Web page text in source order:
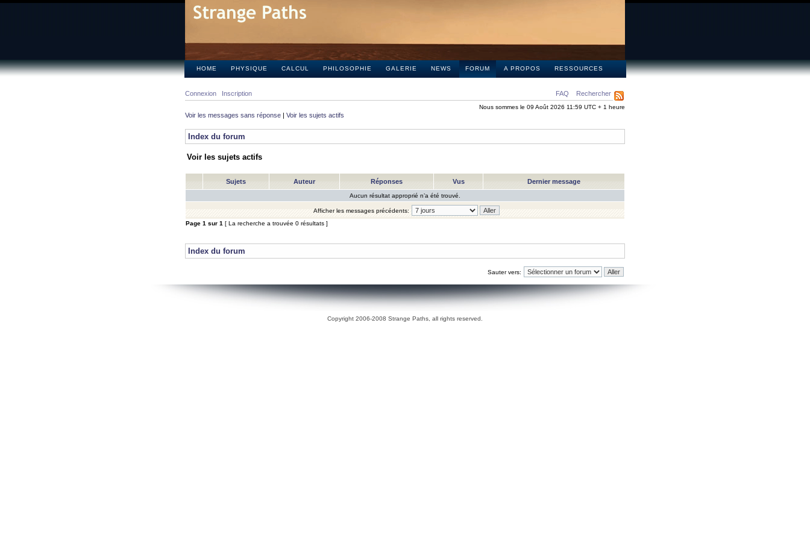
HOME PHYSIQUE CALCUL PHILOSOPHIE GALERIE NEWS FORUM A PROPOS RESSOURCES
FAQ Rechercher
Connexion Inscription
Nous sommes le 09 Août 2026 11:59 UTC + 1 heure
Voir les messages sans réponse | Voir les sujets actifs
Index du forum
Voir les sujets actifs
Sujets Auteur Réponses Vus Dernier message
Aucun résultat approprié n’a été trouvé.
Afficher les messages précédents:
Page 1 sur 1 [ La recherche a trouvée 0 résultats ]
Index du forum
Sauter vers:
Copyright 2006-2008 Strange Paths, all rights reserved.